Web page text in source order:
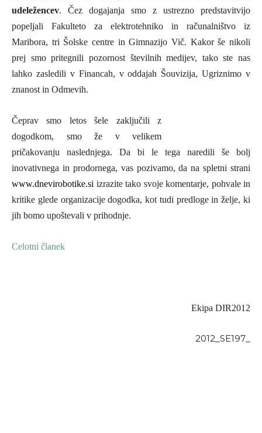
udeležencev. Čez dogajanja smo z ustrezno predstavitvijo
popeljali Fakulteto za elektrotehniko in računalništvo iz
Maribora, tri Šolske centre in Gimnazijo Vič. Kakor še nikoli
prej smo pritegnili pozornost številnih medijev, tako ste nas
lahko zasledili v Financah, v oddajah Šouvizija, Ugriznimo v
znanost in Odmevih.
Čeprav smo letos šele zaključili z
dogodkom, smo že v velikem
pričakovanju naslednjega. Da bi le tega naredili še bolj
inovativnega in prodornega, vas pozivamo, da na spletni strani
www.dnevirobotike.si izrazite tako svoje komentarje, pohvale in
kritike glede organizacije dogodka, kot tudi predloge in želje, ki
jih bomo upoštevali v prihodnje.
Celotni članek
Ekipa DIR2012
2012_SE197_